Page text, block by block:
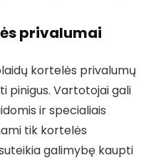
privalumai
kortelės privalumų
pinigus. Vartotojai gali
ir specialiais
tik kortelės
galimybę kaupti